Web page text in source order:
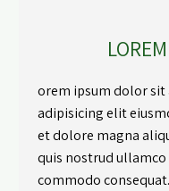
orem ipsum dolor
adipisicing elit
et dolore magna
quis nostrud
commodo